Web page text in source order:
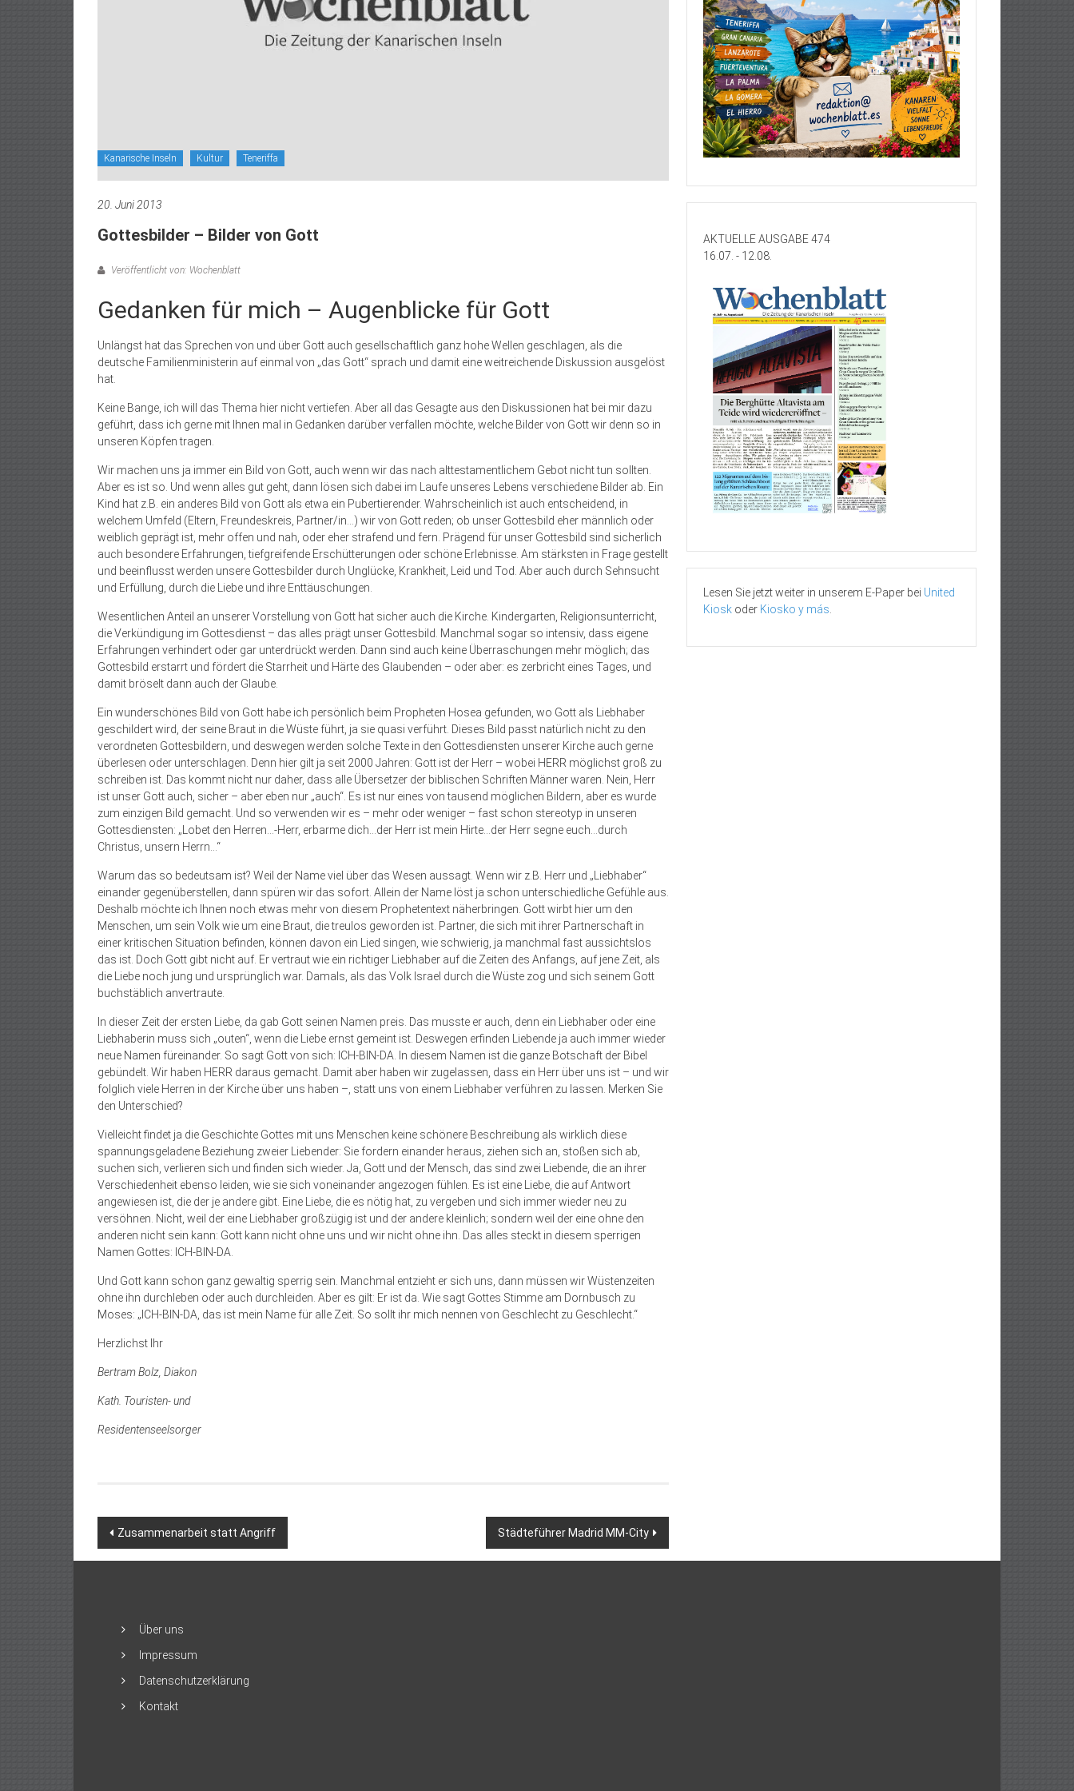
Kanarische Inseln Kultur Teneriffa
20. Juni 2013
Gottesbilder – Bilder von Gott
Veröffentlicht von: Wochenblatt
Gedanken für mich ­– Augenblicke für Gott
Unlängst hat das Sprechen von und über Gott auch gesellschaftlich ganz hohe Wellen geschlagen, als die
deutsche Familienministerin auf einmal von „das Gott“ sprach und damit eine weitreichende Diskussion ausgelöst
hat.
Keine Bange, ich will das Thema hier nicht vertiefen. Aber all das Gesagte aus den Diskussionen hat bei mir dazu
geführt, dass ich gerne mit Ihnen mal in Gedanken darüber verfallen möchte, welche Bilder von Gott wir denn so in
unseren Köpfen tragen.
Wir machen uns ja immer ein Bild von Gott, auch wenn wir das nach alttestamentlichem Gebot nicht tun sollten.
Aber es ist so. Und wenn alles gut geht, dann lösen sich dabei im Laufe unseres Lebens verschiedene Bilder ab. Ein
Kind hat z.B. ein anderes Bild von Gott als etwa ein Pubertierender. Wahrscheinlich ist auch entscheidend, in
welchem Umfeld (Eltern, Freundeskreis, Partner/in…) wir von Gott reden; ob unser Gottesbild eher männlich oder
weiblich geprägt ist, mehr offen und nah, oder eher strafend und fern. Prägend für unser Gottesbild sind sicherlich
auch besondere Erfahrungen, tiefgreifende Erschütterungen oder schöne Erlebnisse. Am stärksten in Frage gestellt
und beeinflusst werden unsere Gottesbilder durch Unglücke, Krankheit, Leid und Tod. Aber auch durch Sehnsucht
und Erfüllung, durch die Liebe und ihre Enttäuschungen.
Wesentlichen Anteil an unserer Vorstellung von Gott hat sicher auch die Kirche. Kindergarten, Religionsunterricht,
die Verkündigung im Gottesdienst – das alles prägt unser Gottesbild. Manchmal sogar so intensiv, dass eigene
Erfahrungen verhindert oder gar unterdrückt werden. Dann sind auch keine Überraschungen mehr möglich; das
Gottesbild erstarrt und fördert die Starrheit und Härte des Glaubenden – oder aber: es zerbricht eines Tages, und
damit bröselt dann auch der Glaube.
Ein wunderschönes Bild von Gott habe ich persönlich beim Propheten Hosea gefunden, wo Gott als Liebhaber
geschildert wird, der seine Braut in die Wüste führt, ja sie quasi verführt. Dieses Bild passt natürlich nicht zu den
verordneten Gottesbildern, und deswegen werden solche Texte in den Gottesdiensten unserer Kirche auch gerne
überlesen oder unterschlagen. Denn hier gilt ja seit 2000 Jahren: Gott ist der Herr – wobei HERR möglichst groß zu
schreiben ist. Das kommt nicht nur daher, dass alle Übersetzer der biblischen Schriften Männer waren. Nein, Herr
ist unser Gott auch, sicher – aber eben nur „auch“. Es ist nur eines von tausend möglichen Bildern, aber es wurde
zum einzigen Bild gemacht. Und so verwenden wir es – mehr oder weniger – fast schon stereotyp in unseren
Gottesdiensten: „Lobet den Herren…-Herr, erbarme dich…der Herr ist mein Hirte…der Herr segne euch…durch
Christus, unsern Herrn…“
Warum das so bedeutsam ist? Weil der Name viel über das Wesen aussagt. Wenn wir z.B. Herr und „Liebhaber“
einander gegenüberstellen, dann spüren wir das sofort. Allein der Name löst ja schon unterschiedliche Gefühle aus.
Deshalb möchte ich Ihnen noch etwas mehr von diesem Prophetentext näherbringen. Gott wirbt hier um den
Menschen, um sein Volk wie um eine Braut, die treulos geworden ist. Partner, die sich mit ihrer Partnerschaft in
einer kritischen Situation befinden, können davon ein Lied singen, wie schwierig, ja manchmal fast aussichtslos
das ist. Doch Gott gibt nicht auf. Er vertraut wie ein richtiger Liebhaber auf die Zeiten des Anfangs, auf jene Zeit, als
die Liebe noch jung und ursprünglich war. Damals, als das Volk Israel durch die Wüste zog und sich seinem Gott
buchstäblich anvertraute.
In dieser Zeit der ersten Liebe, da gab Gott seinen Namen preis. Das musste er auch, denn ein Liebhaber oder eine
Liebhaberin muss sich „outen“, wenn die Liebe ernst gemeint ist. Deswegen erfinden Liebende ja auch immer wieder
neue Namen füreinander. So sagt Gott von sich: ICH-BIN-DA. In diesem Namen ist die ganze Botschaft der Bibel
gebündelt. Wir haben HERR daraus gemacht. Damit aber haben wir zugelassen, dass ein Herr über uns ist – und wir
folglich viele Herren in der Kirche über uns haben –, statt uns von einem Liebhaber verführen zu lassen. Merken Sie
den Unterschied?
Vielleicht findet ja die Geschichte Gottes mit uns Menschen keine schönere Beschreibung als wirklich diese
spannungsgeladene Beziehung zweier Liebender: Sie fordern einander heraus, ziehen sich an, stoßen sich ab,
suchen sich, verlieren sich und finden sich wieder. Ja, Gott und der Mensch, das sind zwei Liebende, die an ihrer
Verschiedenheit ebenso leiden, wie sie sich voneinander angezogen fühlen. Es ist eine Liebe, die auf Antwort
angewiesen ist, die der je andere gibt. Eine Liebe, die es nötig hat, zu vergeben und sich immer wieder neu zu
versöhnen. Nicht, weil der eine Liebhaber großzügig ist und der andere kleinlich; sondern weil der eine ohne den
anderen nicht sein kann: Gott kann nicht ohne uns und wir nicht ohne ihn. Das alles steckt in diesem sperrigen
Namen Gottes: ICH-BIN-DA.
Und Gott kann schon ganz gewaltig sperrig sein. Manchmal entzieht er sich uns, dann müssen wir Wüstenzeiten
ohne ihn durchleben oder auch durchleiden. Aber es gilt: Er ist da. Wie sagt Gottes Stimme am Dornbusch zu
Moses: „ICH-BIN-DA, das ist mein Name für alle Zeit. So sollt ihr mich nennen von Geschlecht zu Geschlecht.“
Herzlichst Ihr
Bertram Bolz, Diakon
Kath. Touristen- und
Residentenseelsorger
Beitragsnavigation
Zusammenarbeit statt Angriff Städteführer Madrid MM-City
AKTUELLE AUSGABE 474
16.07. - 12.08.
Lesen Sie jetzt weiter in unserem E-Paper bei United
Kiosk oder Kiosko y más
Über uns
Impressum
Datenschutzerklärung
Kontakt